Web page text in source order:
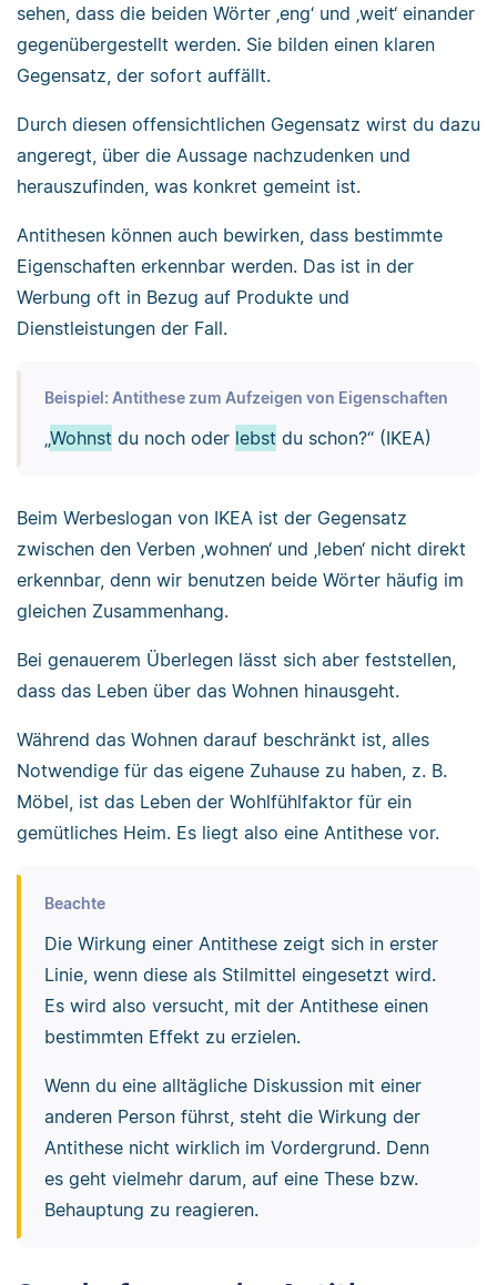
sehen, dass die beiden Wörter ‚eng‘ und ‚weit‘ einander
gegenübergestellt werden. Sie bilden einen klaren
Gegensatz, der sofort auffällt.
Durch diesen offensichtlichen Gegensatz wirst du dazu
angeregt, über die Aussage nachzudenken und
herauszufinden, was konkret gemeint ist.
Antithesen können auch bewirken, dass bestimmte
Eigenschaften erkennbar werden. Das ist in der
Werbung oft in Bezug auf Produkte und
Dienstleistungen der Fall.
Beispiel: Antithese zum Aufzeigen von Eigenschaften
„Wohnst du noch oder lebst du schon?“ (IKEA)
Beim Werbeslogan von IKEA ist der Gegensatz
zwischen den Verben ‚wohnen‘ und ‚leben‘ nicht direkt
erkennbar, denn wir benutzen beide Wörter häufig im
gleichen Zusammenhang.
Bei genauerem Überlegen lässt sich aber feststellen,
dass das Leben über das Wohnen hinausgeht.
Während das Wohnen darauf beschränkt ist, alles
Notwendige für das eigene Zuhause zu haben, z. B.
Möbel, ist das Leben der Wohlfühlfaktor für ein
gemütliches Heim. Es liegt also eine Antithese vor.
Beachte
Die Wirkung einer Antithese zeigt sich in erster
Linie, wenn diese als Stilmittel eingesetzt wird.
Es wird also versucht, mit der Antithese einen
bestimmten Effekt zu erzielen.
Wenn du eine alltägliche Diskussion mit einer
anderen Person führst, steht die Wirkung der
Antithese nicht wirklich im Vordergrund. Denn
es geht vielmehr darum, auf eine These bzw.
Behauptung zu reagieren.